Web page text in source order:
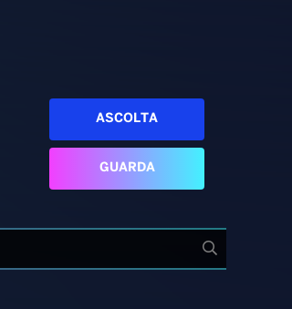
ASCOLTA
GUARDA